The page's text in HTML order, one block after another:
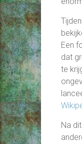
Een
dat
te
Na